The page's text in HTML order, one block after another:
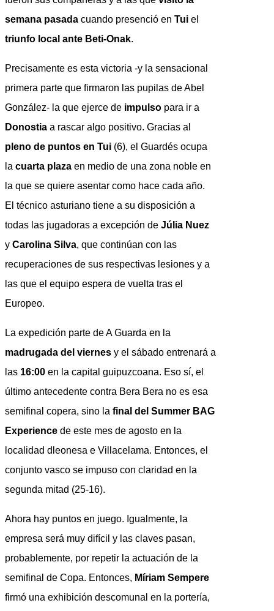
semana pasada cuando presenció en Tui el
triunfo local ante Beti-Onak.
Precisamente es esta victoria -y la sensacional
primera parte que firmaron las pupilas de Abel
González- la que ejerce de impulso para ir a
Donostia a rascar algo positivo. Gracias al
pleno de puntos en Tui (6), el Guardés ocupa
la cuarta plaza en medio de una zona noble en
la que se quiere asentar como hace cada año.
El técnico asturiano tiene a su disposición a
todas las jugadoras a excepción de Júlia Nuez
y Carolina Silva, que continúan con las
recuperaciones de sus respectivas lesiones y a
las que el equipo espera de vuelta tras el
Europeo.
La expedición parte de A Guarda en la
madrugada del viernes y el sábado entrenará a
las 16:00 en la capital guipuzcoana. Eso sí, el
último antecedente contra Bera Bera no es esa
semifinal copera, sino la final del Summer BAG
Experience de este mes de agosto en la
localidad dleonesa e Villacelama. Entonces, el
conjunto vasco se impuso con claridad en la
segunda mitad (25-16).
Ahora hay puntos en juego. Igualmente, la
empresa será muy difícil y las claves pasan,
probablemente, por repetir la actuación de la
semifinal de Copa. Entonces, Míriam Sempere
firmó una exhibición descomunal en la portería,